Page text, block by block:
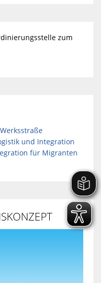
zum
und Integration
für Migranten